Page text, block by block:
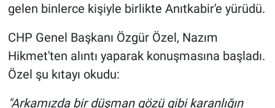
gelen binlerce kişiyle birlikte Anıtkabir'e yürüdü.
CHP Genel Başkanı Özgür Özel, Nazım
Hikmet'ten alıntı yaparak konuşmasına başladı.
Özel şu kıtayı okudu:
"Arkamızda bir düşman gözü gibi karanlığın